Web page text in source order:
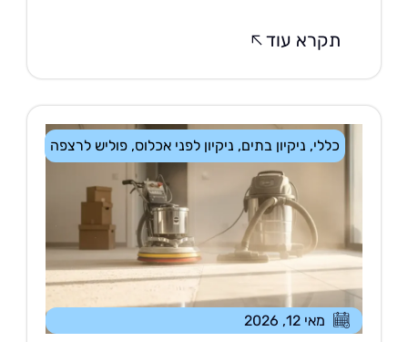
תקרא עוד
ניקיון בתים,ניקיון לפני אכלוס,פוליש לרצפה
מאי 12, 2026